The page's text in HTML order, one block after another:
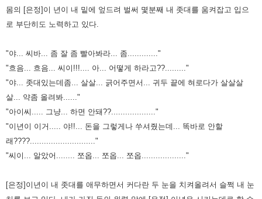
몸의 [은정]이 년이 내 밑에 엎드려 벌써 몇분째 내 좃대를 움켜잡고 입으
로 부단히도 노력하고 있다.
"야... 씨바... 좀 잘 좀 빨아봐라... 좀............."
"흐음... 흐음... 씨이!!!.... 아... 어떻게 하라고??........."
"야... 좃대있는데좀... 살살... 긁어주면서... 귀두 끝에 혀로다가 살살살
살... 약좀 올려봐......"
"아이씨..... 그냥... 하면 안돼??..................."
"이년이 이거..... 야!!... 돈을 그렇게나 쑤셔줬는데... 똑바로 안할
래????............................"
"씨이... 알았어........ 쪼옵... 쪼옵... 쪼옵..................."
[은정]이년이 내 좃대를 애무하면서 커다란 두 눈을 치켜올려서 슬쩍 내 눈